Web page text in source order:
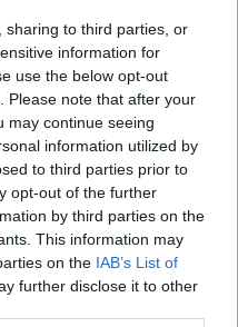
sharing to third parties, or
information for
use the below opt-out
Please note that after your
may continue seeing
information utilized by
to third parties prior to
opt-out of the further
by third parties on the
This information may
on the IAB’s List of
further disclose it to other
Metlen: Ρεκόρ EBITDA στο
α' εξάμηνο, στα 550 εκατ.
ευρώ – Καθαρά κέρδη 313
εκατ. ευρώ